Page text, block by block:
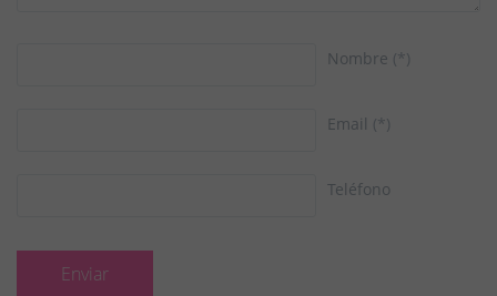
Nombre (*)
Email (*)
Teléfono